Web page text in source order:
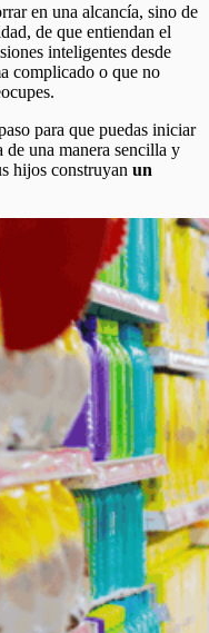
en una alcancía, sino de
de que entiendan el
inteligentes desde
complicado o que no
para que puedas iniciar
de una manera sencilla y
hijos construyan un